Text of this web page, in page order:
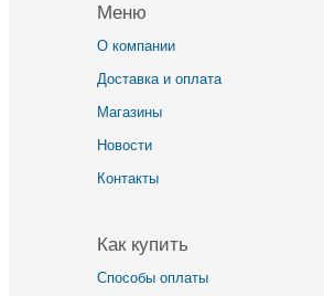
Меню
О компании
Доставка и оплата
Магазины
Новости
Контакты
Как купить
Способы оплаты